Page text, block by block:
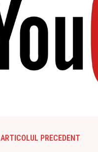
ARTICOLUL PRECEDENT